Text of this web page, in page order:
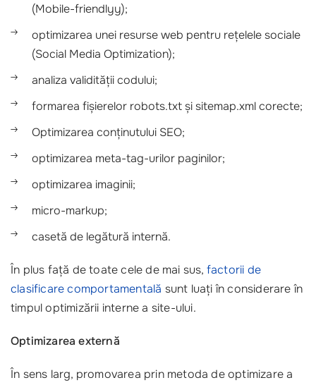
(Mobile-friendlyy);
optimizarea unei resurse web pentru rețelele sociale
(Social Media Optimization);
analiza validității codului;
formarea fișierelor robots.txt și sitemap.xml corecte;
Optimizarea conținutului SEO;
optimizarea meta-tag-urilor paginilor;
optimizarea imaginii;
micro-markup;
casetă de legătură internă.
În plus față de toate cele de mai sus, factorii de
clasificare comportamentală sunt luați în considerare în
timpul optimizării interne a site-ului.
Optimizarea externă
În sens larg, promovarea prin metoda de optimizare a